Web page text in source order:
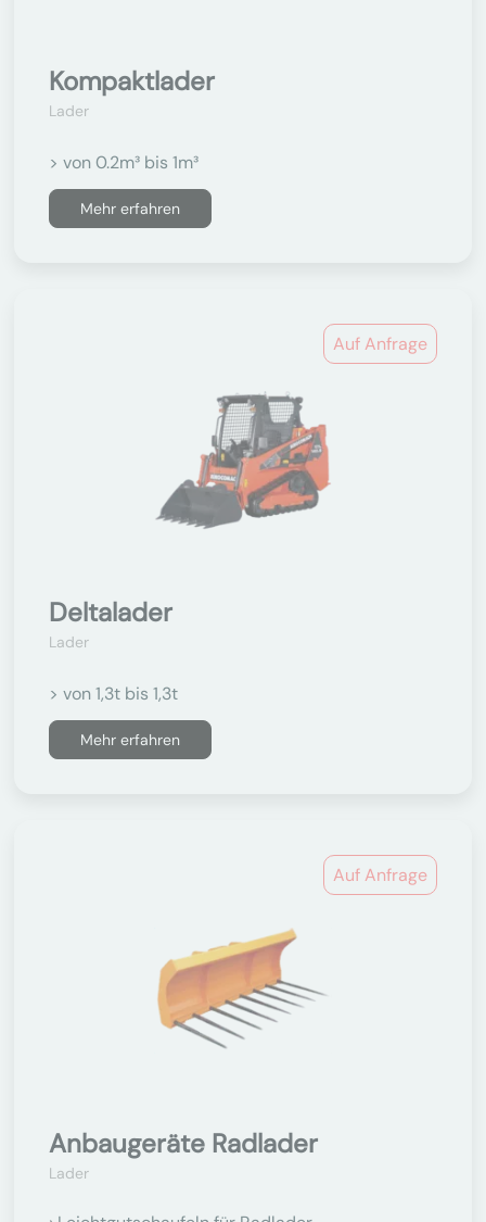
Kompaktlader
Lader
> von 0.2m³ bis 1m³
Mehr erfahren
Auf Anfrage
Deltalader
Lader
> von 1,3t bis 1,3t
Mehr erfahren
Auf Anfrage
Anbaugeräte Radlader
Lader